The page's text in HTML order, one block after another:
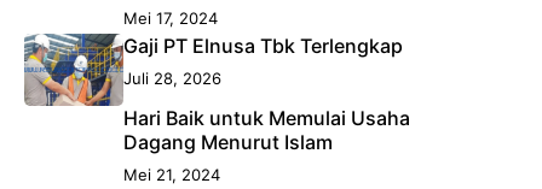
Mei 17, 2024
Gaji PT Elnusa Tbk Terlengkap
Juli 28, 2026
Hari Baik untuk Memulai Usaha
Dagang Menurut Islam
Mei 21, 2024